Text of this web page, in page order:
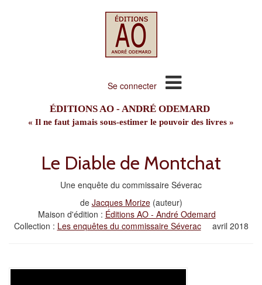
Se connecter
ÉDITIONS AO - ANDRÉ ODEMARD
« Il ne faut jamais sous-estimer le pouvoir des livres »
Le Diable de Montchat
Une enquête du commissaire Séverac
de Jacques Morize(auteur)
Maison d'édition : Éditions AO - André Odemard
Collection : Les enquêtes du commissaire Séverac avril 2018